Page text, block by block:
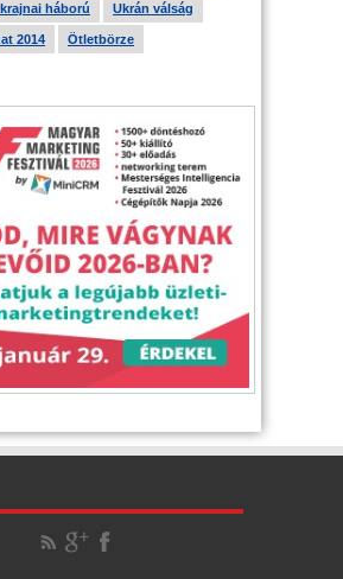
háború Ukrán válság
2014 Ötletbörze